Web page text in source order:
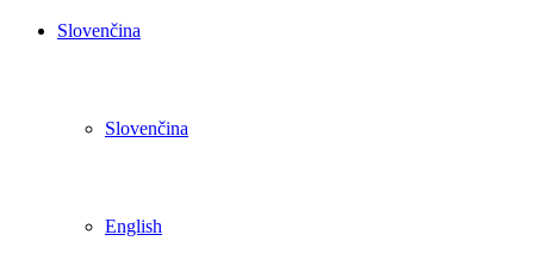
Slovenčina
Slovenčina
English